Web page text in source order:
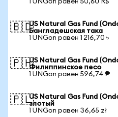
1 UNGon равен 50,60 R$
🇧🇩US Natural Gas Fund
Бангладешская така
1 UNGon равен 1 216,70 ৳
🇵🇭US Natural Gas Fund
Филиппинское песо
1 UNGon равен 596,74 ₱
🇵🇱US Natural Gas Fund
злотый
1 UNGon равен 36,65 zł